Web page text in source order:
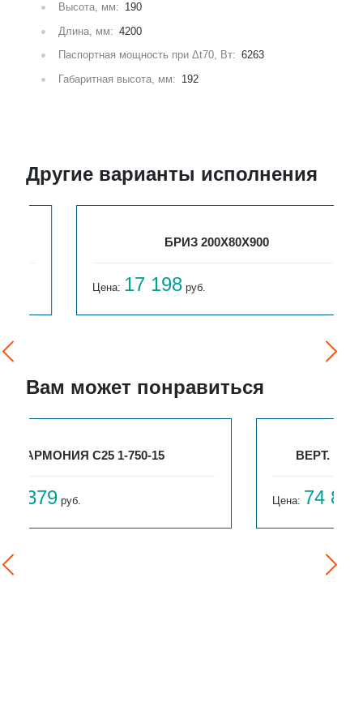
Высота, мм: 190
Длина, мм: 4200
Паспортная мощность при Δt70, Вт: 6263
Габаритная высота, мм: 192
Другие варианты исполнения
БРИЗ 200Х80Х900
17 198 руб.
Вам может понравиться
ВЕРТ. ГАРМОНИЯ С25 N 2-1250-17
Цена: